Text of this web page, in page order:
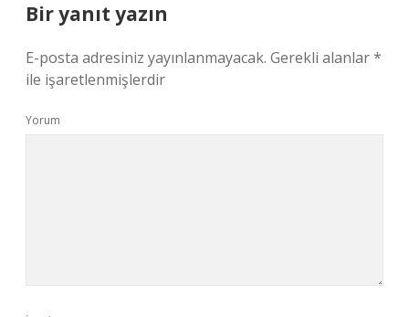
Bir yanıt yazın
E-posta adresiniz yayınlanmayacak. Gerekli alanlar*
ile işaretlenmişlerdir
Yorum